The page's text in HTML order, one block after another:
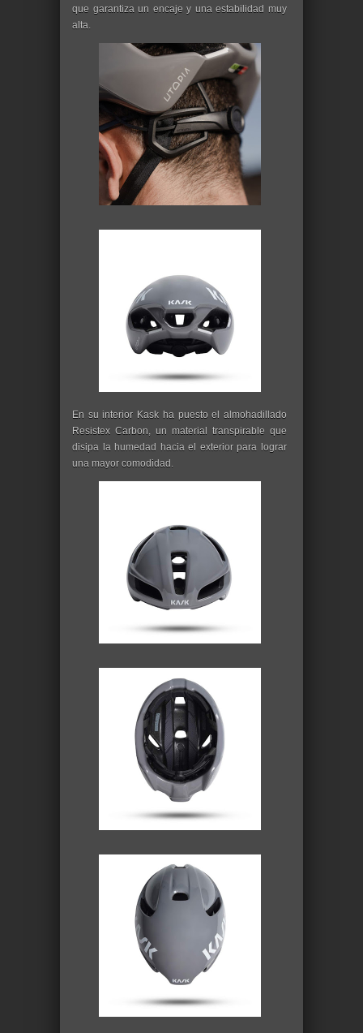
que garantiza un encaje y una estabilidad muy
alta.
En su interior Kask ha puesto el almohadillado
Resistex Carbon, un material transpirable que
disipa la humedad hacia el exterior para lograr
una mayor comodidad.